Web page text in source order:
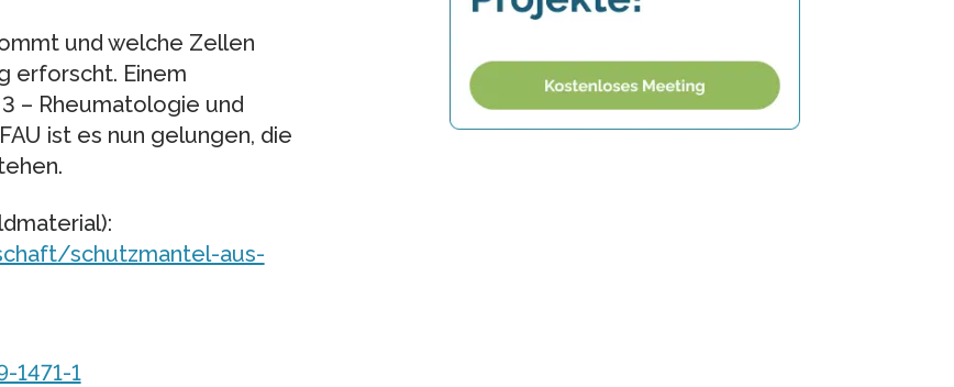
und welche Zellen
erforscht. Einem
– Rheumatologie und
ist es nun gelungen, die
schutzmantel-aus-
1471-1